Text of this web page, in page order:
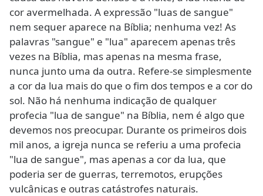
cor avermelhada. A expressão "luas de sangue"
nem sequer aparece na Bíblia; nenhuma vez! As
palavras "sangue" e "lua" aparecem apenas três
vezes na Bíblia, mas apenas na mesma frase,
nunca junto uma da outra. Refere-se simplesmente
a cor da lua mais do que o fim dos tempos e a cor do
sol. Não há nenhuma indicação de qualquer
profecia "lua de sangue" na Bíblia, nem é algo que
devemos nos preocupar. Durante os primeiros dois
mil anos, a igreja nunca se referiu a uma profecia
"lua de sangue", mas apenas a cor da lua, que
poderia ser de guerras, terremotos, erupções
vulcânicas e outras catástrofes naturais.